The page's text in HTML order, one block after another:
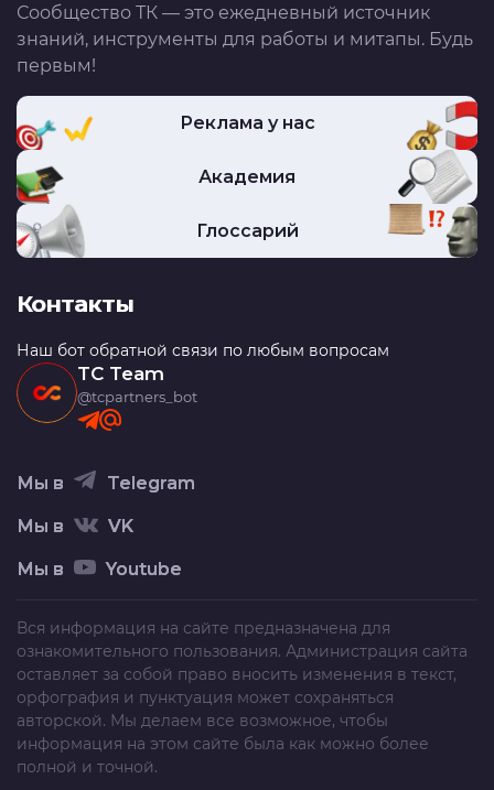
Сообщество ТК — это ежедневный источник
знаний, инструменты для работы и митапы. Будь
первым!
Реклама у нас
Академия
Глоссарий
Контакты
Наш бот обратной связи по любым вопросам
TC Team
@tcpartners_bot
Мы в Telegram
Мы в VK
Мы в Youtube
Вся информация на сайте предназначена для
ознакомительного пользования. Администрация сайта
оставляет за собой право вносить изменения в текст,
орфография и пунктуация может сохраняться
авторской. Мы делаем все возможное, чтобы
информация на этом сайте была как можно более
полной и точной.